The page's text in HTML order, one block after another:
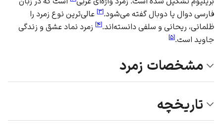
فارسی دوال یا دوبال گفته می‌شود.[۳] عالی‌ترین نوع زمرد را
ظلمانی، ریحانی و سلفی دانسته‌اند.[۴] زمرد نماد عشق و زندگی
جاوید است.[۵]
مشخصات زمرد
تاریخچه